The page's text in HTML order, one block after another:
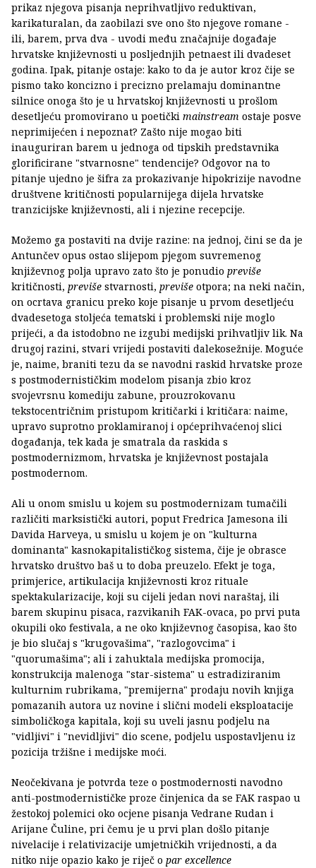
prikaz njegova pisanja neprihvatljivo reduktivan,
karikaturalan, da zaobilazi sve ono što njegove romane -
ili, barem, prva dva - uvodi među značajnije događaje
hrvatske književnosti u posljednjih petnaest ili dvadeset
godina. Ipak, pitanje ostaje: kako to da je autor kroz čije se
pismo tako koncizno i precizno prelamaju dominantne
silnice onoga što je u hrvatskoj književnosti u prošlom
desetljeću promovirano u poetički mainstream ostaje posve
neprimijećen i nepoznat? Zašto nije mogao biti
inauguriran barem u jednoga od tipskih predstavnika
glorificirane "stvarnosne" tendencije? Odgovor na to
pitanje ujedno je šifra za prokazivanje hipokrizije navodne
društvene kritičnosti popularnijega dijela hrvatske
tranzicijske književnosti, ali i njezine recepcije.
Možemo ga postaviti na dvije razine: na jednoj, čini se da je
Antunčev opus ostao slijepom pjegom suvremenog
književnog polja upravo zato što je ponudio previše
kritičnosti, previše stvarnosti, previše otpora; na neki način,
on ocrtava granicu preko koje pisanje u prvom desetljeću
dvadesetoga stoljeća tematski i problemski nije moglo
prijeći, a da istodobno ne izgubi medijski prihvatljiv lik. Na
drugoj razini, stvari vrijedi postaviti dalekosežnije. Moguće
je, naime, braniti tezu da se navodni raskid hrvatske proze
s postmodernističkim modelom pisanja zbio kroz
svojevrsnu komediju zabune, prouzrokovanu
tekstocentričnim pristupom kritičarki i kritičara: naime,
upravo suprotno proklamiranoj i općeprihvaćenoj slici
događanja, tek kada je smatrala da raskida s
postmodernizmom, hrvatska je književnost postajala
postmodernom.
Ali u onom smislu u kojem su postmodernizam tumačili
različiti marksistički autori, poput Fredrica Jamesona ili
Davida Harveya, u smislu u kojem je on "kulturna
dominanta" kasnokapitalističkog sistema, čije je obrasce
hrvatsko društvo baš u to doba preuzelo. Efekt je toga,
primjerice, artikulacija književnosti kroz rituale
spektakularizacije, koji su cijeli jedan novi naraštaj, ili
barem skupinu pisaca, razvikanih FAK-ovaca, po prvi puta
okupili oko festivala, a ne oko književnog časopisa, kao što
je bio slučaj s "krugovašima", "razlogovcima" i
"quorumašima"; ali i zahuktala medijska promocija,
konstrukcija malenoga "star-sistema" u estradiziranim
kulturnim rubrikama, "premijerna" prodaju novih knjiga
pomazanih autora uz novine i slični modeli eksploatacije
simboličkoga kapitala, koji su uveli jasnu podjelu na
"vidljivi" i "nevidljivi" dio scene, podjelu uspostavljenu iz
pozicija tržišne i medijske moći.
Neočekivana je potvrda teze o postmodernosti navodno
anti-postmodernističke proze činjenica da se FAK raspao u
žestokoj polemici oko ocjene pisanja Vedrane Rudan i
Arijane Čuline, pri čemu je u prvi plan došlo pitanje
nivelacije i relativizacije umjetničkih vrijednosti, a da
nitko nije opazio kako je riječ o par excellence